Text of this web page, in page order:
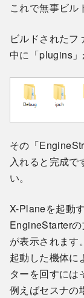
これで無事ビル
ビルドされた
中に「plugins」
その「
入れると完成で
い。
X-Planeを起動
EngineStarter
が表示されます。
起動した機体に
ターを回すには
例えばセスナの